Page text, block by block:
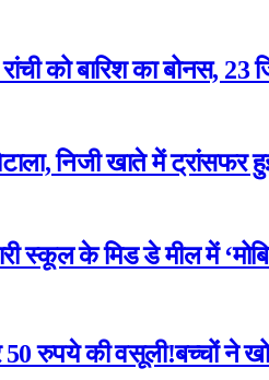
को बारिश का बोनस, 23
निजी खाते में ट्रांसफर
स्कूल के मिड डे मील में
रुपये की वसूली!बच्चों ने